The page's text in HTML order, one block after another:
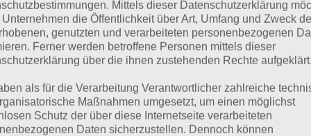
for Speed Most Wanted handelt es sich um die
Serie für Smartphone und Tablet. Dabei ist
bzw. PC Verfassung, sondern für die kleineren
macht Need for Speed Most Wanted auch hier
Mittels dieser Datenschutzerklärung
Unternehmen die Öffentlichkeit über Art, Umfang und Zweck
genutzten und verarbeiteten personenbezogenen
Ferner werden betroffene Personen mittels dieser
über die ihnen zustehenden Rechte aufgeklärt.
als für die Verarbeitung Verantwortlicher zahlreiche
Maßnahmen umgesetzt, um einen möglichst
Schutz der über diese Internetseite verarbeiteten
Daten sicherzustellen. Dennoch können